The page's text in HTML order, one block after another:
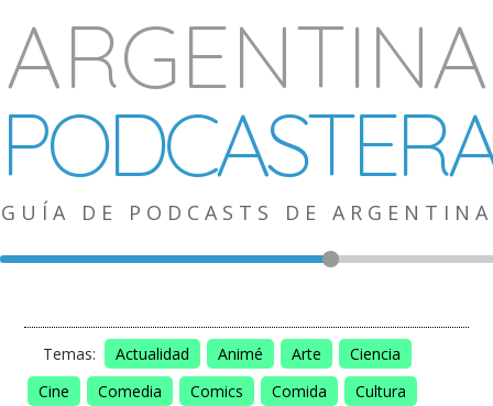
ARGENTINA
GUÍA DE PODCASTS DE ARGENTINA
Temas: Actualidad Animé Arte
Ciencia
Cine
Comedia Comics Comida
Cultura